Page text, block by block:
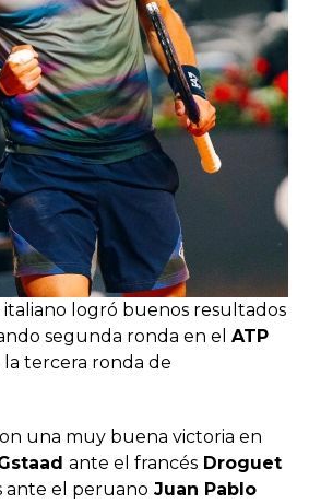
logró buenos resultados
segunda ronda en el ATP
la tercera ronda de
una muy buena victoria en
ante el francésDroguet
ante el peruano Juan Pablo